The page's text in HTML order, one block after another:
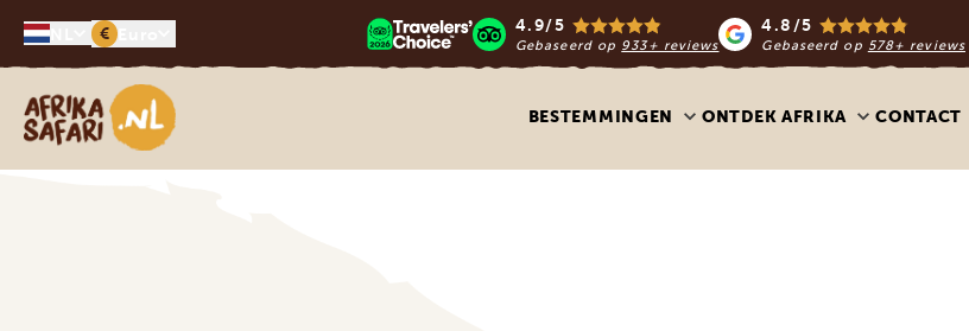
€ 4.9/5
Gebaseerd op 933+ reviews
4.8/5
Gebaseerd op 578+ reviews
Afrika safari
BESTEMMINGEN ONTDEK AFRIKA CONTACT